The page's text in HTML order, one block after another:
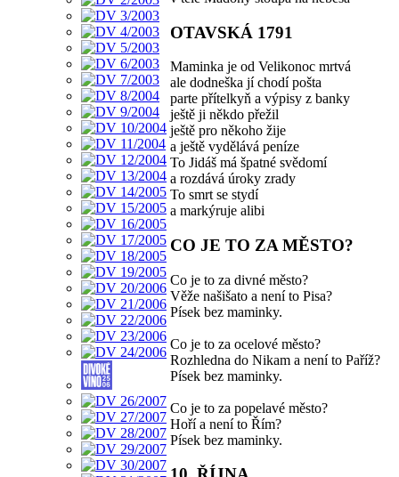
OTAVSKÁ 1791
Maminka je od Velikonoc mrtvá
ale dodneška jí chodí pošta
parte přítelkyň a výpisy z banky
ještě ji někdo přežil
ještě pro někoho žije
a ještě vydělává peníze
To Jidáš má špatné svědomí
a rozdává úroky zrady
To smrt se stydí
a markýruje alibi
CO JE TO ZA MĚSTO?
Co je to za divné město?
Věže našišato a není to Pisa?
Písek bez maminky.
Co je to za ocelové město?
Rozhledna do Nikam a není to Paříž?
Písek bez maminky.
Co je to za popelavé město?
Hoří a není to Řím?
Písek bez maminky.